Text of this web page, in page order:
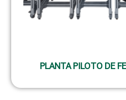
PLANTA PILOTO DE